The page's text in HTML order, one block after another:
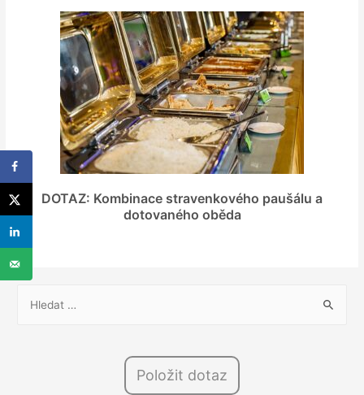
DOTAZ: Kombinace stravenkového paušálu a
dotovaného oběda
Položit dotaz